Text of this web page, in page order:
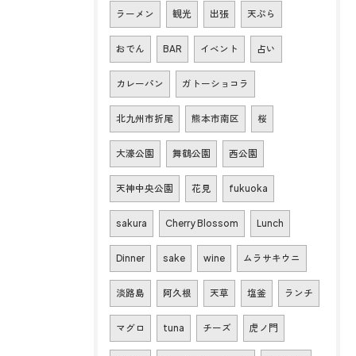
ラーメン 観光 出張 天ぷら
おでん BAR イベント 占い
カレーパン ガトーショコラ
北九州市折尾 熊本市南区 桜
大濠公園 舞鶴公園 西公園
天神中央公園 花見 fukuoka
sakura Cherry Blossom Lunch
Dinner sake wine ムラサキウニ
淡路島 阿久根 天草 塩釜 ランチ
マグロ tuna チーズ 虎ノ門